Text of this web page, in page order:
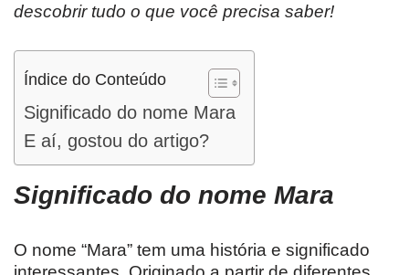
descobrir tudo o que você precisa saber!
Índice do Conteúdo
Significado do nome Mara
E aí, gostou do artigo?
Significado do nome Mara
O nome “Mara” tem uma história e significado